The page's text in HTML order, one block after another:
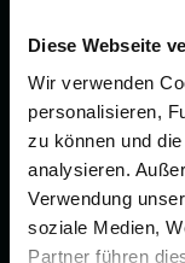
Diese Webseite
Wir verwenden
personalisieren,
zu können und
analysieren.
Verwendung
soziale Medien,
Partner führen
FÜR SIE
Vergleich
Ratgeber